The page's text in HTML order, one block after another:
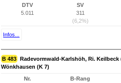
DTV
5.011
SV
311
(6,2%)
Infos...
B 483 Radevormwald-Karlshöh, Ri.
Wönkhausen (K 7)
Nr.
B-Rang